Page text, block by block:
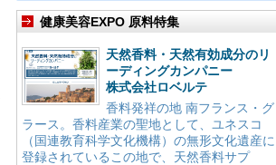
健康美容EXPO 原料特集
天然香料・天然有効成分のリ
ーディングカンパニー
株式会社ロベルテ
香料発祥の地 南フランス・グ
ラース。香料産業の聖地として、ユネスコ
（国連教育科学文化機構）の無形文化遺産に
登録されているこの地で、天然香料サプ